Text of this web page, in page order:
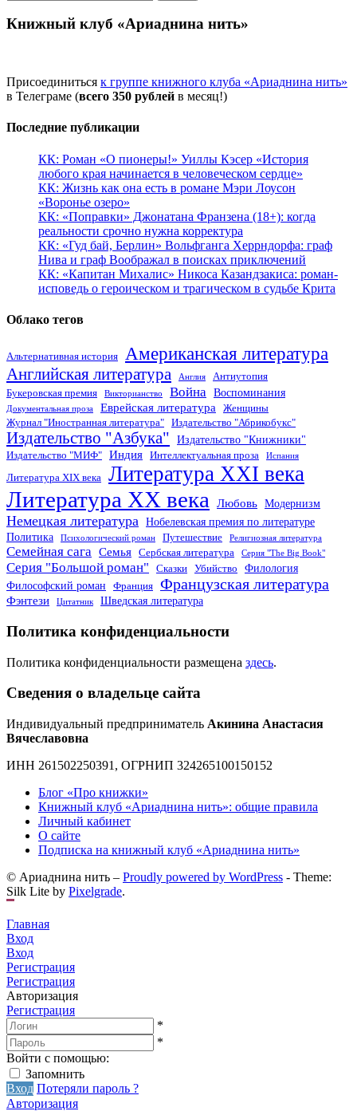
Книжный клуб «Ариаднина нить»
Присоединиться к группе книжного клуба «Ариаднина нить»
в Телеграме (всего 350 рублей в месяц!)
Последние публикации
КК: Роман «О пионеры!» Уиллы Кэсер «История
любого края начинается в человеческом сердце»
КК: Жизнь как она есть в романе Мэри Лоусон
«Воронье озеро»
КК: «Поправки» Джонатана Франзена (18+): когда
реальности срочно нужна корректура
КК: «Гуд бай, Берлин» Вольфганга Херрндорфа: граф
Нива и граф Воображал в поисках приключений
КК: «Капитан Михалис» Никоса Казандзакиса: роман-
исповедь о героическом и трагическом в судьбе Крита
Облако тегов
Альтернативная история Американская литература
Английская литература Англия
Антиутопия
Букеровская премия
Викторианство Война Воспоминания
Документальная проза Еврейская литература
Женщины
Журнал "Иностранная литература"
Издательство "Абрикобукс"
Издательство "Азбука" Издательство "Книжники"
Издательство "МИФ" Индия Интеллектуальная проза Испания
Литература XIX века Литература XXI века
Литература XX века Любовь Модернизм
Немецкая литература Нобелевская премия по литературе
Политика
Психологический роман Путешествие Религиозная литература
Семейная сага Семья Сербская литература Серия "The Big Book"
Серия "Большой роман" Сказки Убийство
Филология
Философский роман
Франция Французская литература
Фэнтези Цитатник Шведская литература
Политика конфиденциальности
Политика конфиденциальности размещена здесь.
Сведения о владельце сайта
Индивидуальный предприниматель Акинина Анастасия
Вячеславовна
ИНН 261502250391, ОГРНИП 324265100150152
Блог «Про книжки»
Книжный клуб «Ариаднина нить»: общие правила
Личный кабинет
О сайте
Подписка на книжный клуб «Ариаднина нить»
© Ариаднина нить – Proudly powered by WordPress - Theme:
Silk Lite by Pixelgrade.
Главная
Вход
Вход
Регистрация
Регистрация
Авторизация
Регистрация
*
*
Войти с помощью:
Запомнить
Вход Потеряли пароль ?
Авторизация